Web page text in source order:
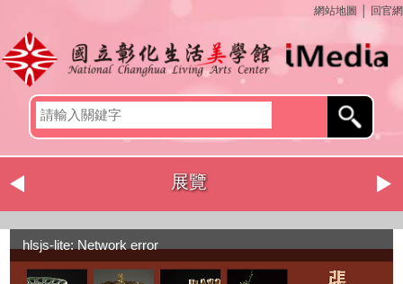
網站地圖 回官網
展覽
hlsjs-lite: Network error